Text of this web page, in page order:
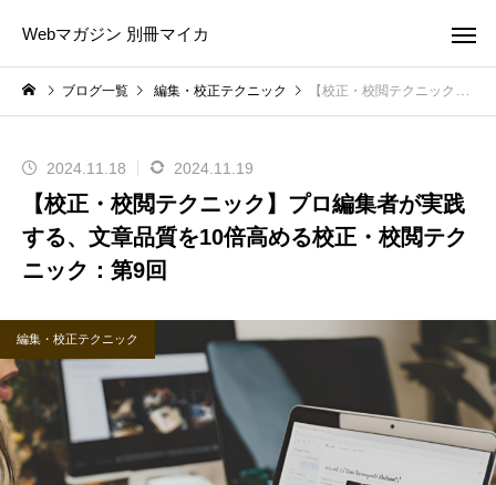
Webマガジン 別冊マイカ
ブログ一覧 編集・校正テクニック 【校正・校閲テクニック】プロ編集者が実践する、文章品質を10倍高める校正・校閲テクニック：第9回
2024.11.18 2024.11.19
【校正・校閲テクニック】プロ編集者が実践
する、文章品質を10倍高める校正・校閲テク
ニック：第9回
編集・校正テクニック